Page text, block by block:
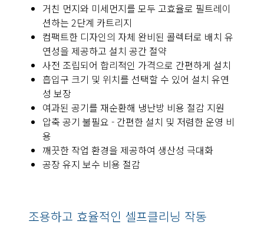
거친 먼지와 미세먼지를 모두 고효율로 필트레이
션하는 2단계 카트리지
컴팩트한 디자인의 자체 완비된 콜렉터로 배치 유
연성을 제공하고 설치 공간 절약
사전 조립되어 합리적인 가격으로 간편하게 설치
흡입구 크기 및 위치를 선택할 수 있어 설치 유연
성 보장
여과된 공기를 재순환해 냉난방 비용 절감 지원
압축 공기 불필요 - 간편한 설치 및 저렴한 운영 비
용
깨끗한 작업 환경을 제공하여 생산성 극대화
공장 유지 보수 비용 절감
조용하고 효율적인 셀프클리닝 작동